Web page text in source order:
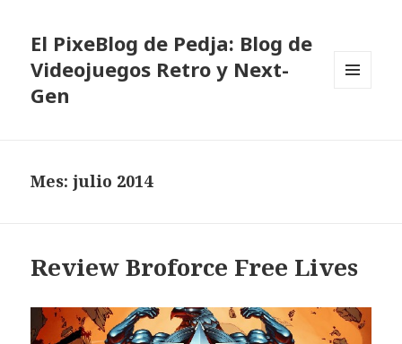
El PixeBlog de Pedja: Blog de
Videojuegos Retro y Next-
Gen
Mes:julio 2014
Review Broforce Free Lives